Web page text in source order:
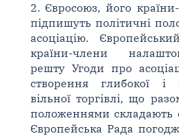
2. Євросоюз, його
підпишуть політичні
асоціацію.
країни-члени
решту Угоди про
створення глибокої і
вільної торгівлі, що
положеннями складають
Європейська Рада